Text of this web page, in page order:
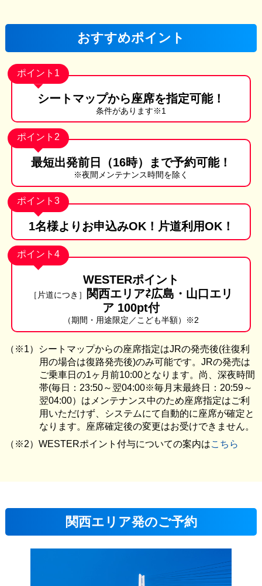
おすすめポイント
ポイント1
シートマップから座席を指定可能！
条件があります※1
ポイント2
最短出発前日 （16時）まで予約可能！
※夜間メンテナンス時間を除く
ポイント3
1名様より お申込みOK！ 片道利用OK！
ポイント4
WESTERポイント
［片道につき］
関西エリア⇄広島・山口エリ
ア 100pt付
（期間・用途限定／こども半額）※2
シートマップからの座席指定はJRの発売後(往復利
用の場合は復路発売後)のみ可能です。JRの発売は
ご乗車日の1ヶ月前10:00となります。尚、深夜時間
帯(毎日：23:50～翌04:00※毎月末最終日：20:59～
翌04:00）はメンテナンス中のため座席指定はご利
用いただけず、システムにて自動的に座席が確定と
なります。座席確定後の変更はお受けできません。
WESTERポイント付与についての案内はこちら
関西エリア発のご予約